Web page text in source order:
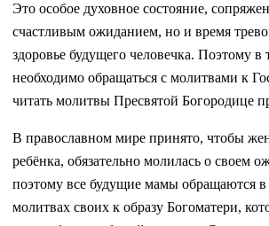
Это особое духовное состояние,
счастливым ожиданием, но и время
здоровье будущего человечка. Поэтому в
необходимо обращаться с молитвами к
читать молитвы Пресвятой Богородице
В православном мире принято, чтобы
ребёнка, обязательно молилась о своем
поэтому все будущие мамы обращаются
молитвах своих к образу Богоматери,